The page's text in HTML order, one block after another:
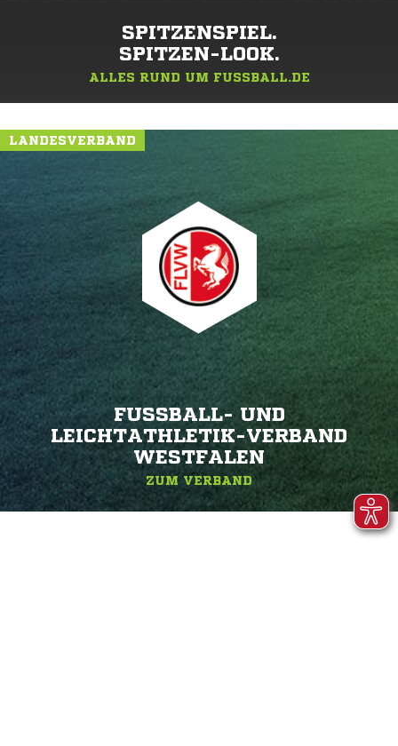
SPITZENSPIEL.
SPITZEN-LOOK.
ALLES RUND UM FUSSBALL.DE
LANDESVERBAND
FUSSBALL- UND L
EICHTATHLETIK-VERBAND W
ESTFALEN
ZUM VERBAND